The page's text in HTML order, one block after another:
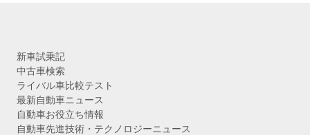
新車試乗記
中古車検索
ライバル車比較テスト
最新自動車ニュース
自動車お役立ち情報
自動車先進技術・テクノロジーニュース